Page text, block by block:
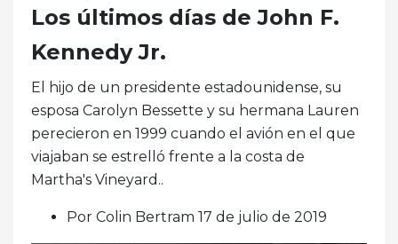
Los últimos días de John F.
Kennedy Jr.
El hijo de un presidente estadounidense, su
esposa Carolyn Bessette y su hermana Lauren
perecieron en 1999 cuando el avión en el que
viajaban se estrelló frente a la costa de
Martha's Vineyard..
Por Colin Bertram 17 de julio de 2019